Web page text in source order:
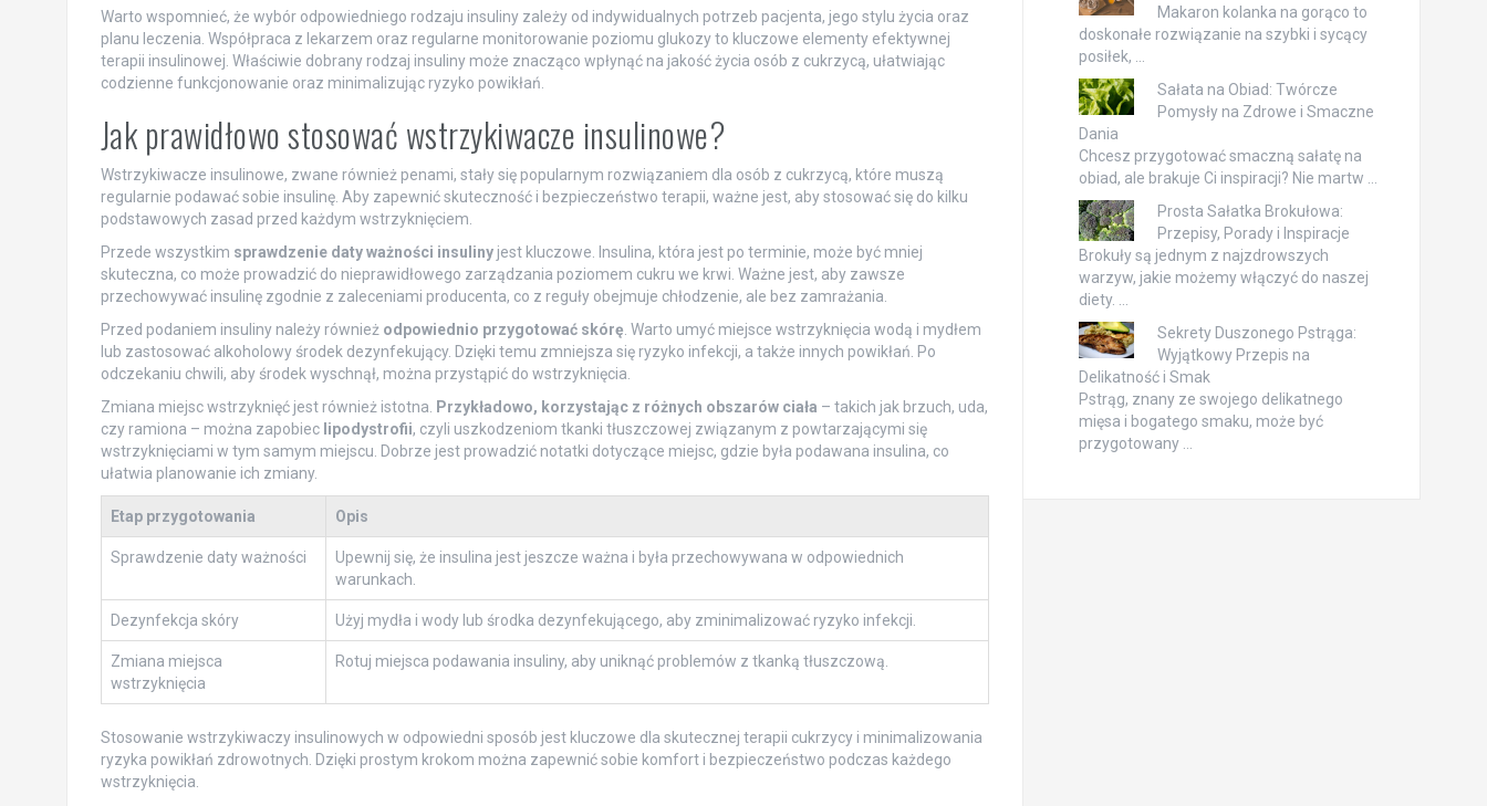
Warto wspomnieć, że wybór odpowiedniego rodzaju insuliny zależy od indywidualnych potrzeb pacjenta, jego stylu życia oraz
planu leczenia. Współpraca z lekarzem oraz regularne monitorowanie poziomu glukozy to kluczowe elementy efektywnej
terapii insulinowej. Właściwie dobrany rodzaj insuliny może znacząco wpłynąć na jakość życia osób z cukrzycą, ułatwiając
codzienne funkcjonowanie oraz minimalizując ryzyko powikłań.
Jak prawidłowo stosować wstrzykiwacze insulinowe?
Wstrzykiwacze insulinowe, zwane również penami, stały się popularnym rozwiązaniem dla osób z cukrzycą, które muszą
regularnie podawać sobie insulinę. Aby zapewnić skuteczność i bezpieczeństwo terapii, ważne jest, aby stosować się do kilku
podstawowych zasad przed każdym wstrzyknięciem.
Przede wszystkim sprawdzenie daty ważności insulinyjest kluczowe. Insulina, która jest po terminie, może być mniej
skuteczna, co może prowadzić do nieprawidłowego zarządzania poziomem cukru we krwi. Ważne jest, aby zawsze
przechowywać insulinę zgodnie z zaleceniami producenta, co z reguły obejmuje chłodzenie, ale bez zamrażania.
Przed podaniem insuliny należy również odpowiednio przygotować skórę . Warto umyć miejsce wstrzyknięcia wodą i mydłem
lub zastosować alkoholowy środek dezynfekujący. Dzięki temu zmniejsza się ryzyko infekcji, a także innych powikłań. Po
odczekaniu chwili, aby środek wyschnął, można przystąpić do wstrzyknięcia.
Zmiana miejsc wstrzyknięć jest również istotna.
Przykładowo, korzystając z różnych obszarów ciała – takich jak brzuch, uda,
czy ramiona – można zapobiec lipodystrofii, czyli uszkodzeniom tkanki tłuszczowej związanym z powtarzającymi się
wstrzyknięciami w tym samym miejscu. Dobrze jest prowadzić notatki dotyczące miejsc, gdzie była podawana insulina, co
ułatwia planowanie ich zmiany.
Etap przygotowania Opis
Sprawdzenie daty ważności
Upewnij się, że insulina jest jeszcze ważna i była przechowywana w odpowiednich
warunkach.
Dezynfekcja skóry Użyj mydła i wody lub środka dezynfekującego, aby zminimalizować ryzyko infekcji.
Zmiana miejsca
wstrzyknięcia
Rotuj miejsca podawania insuliny, aby uniknąć problemów z tkanką tłuszczową.
Stosowanie wstrzykiwaczy insulinowych w odpowiedni sposób jest kluczowe dla skutecznej terapii cukrzycy i minimalizowania
ryzyka powikłań zdrowotnych. Dzięki prostym krokom można zapewnić sobie komfort i bezpieczeństwo podczas każdego
wstrzyknięcia.
Makaron kolanka na gorąco to
doskonałe rozwiązanie na szybki i sycący
posiłek, …
Sałata na Obiad: Twórcze
Pomysły na Zdrowe i Smaczne
Dania
Chcesz przygotować smaczną sałatę na
obiad, ale brakuje Ci inspiracji? Nie martw …
Prosta Sałatka Brokułowa:
Przepisy, Porady i Inspiracje
Brokuły są jednym z najzdrowszych
warzyw, jakie możemy włączyć do naszej
diety. …
Sekrety Duszonego Pstrąga:
Wyjątkowy Przepis na
Delikatność i Smak
Pstrąg, znany ze swojego delikatnego
mięsa i bogatego smaku, może być
przygotowany …